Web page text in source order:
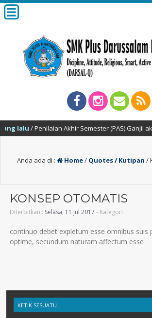
lalu/ Penilaian Akhir Semester (PAS) Ganjil akan
Anda ada di : Home/ Quotes / Kutipan /
KONSEP OTOMATIS
Diterbitkan : Selasa, 11 Jul 2017 - Kategori :
continuo debet expletum esse omnibus suis
optime, secundum naturam affectum esse